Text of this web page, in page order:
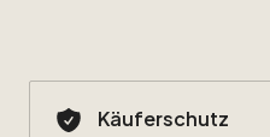
Käuferschutz